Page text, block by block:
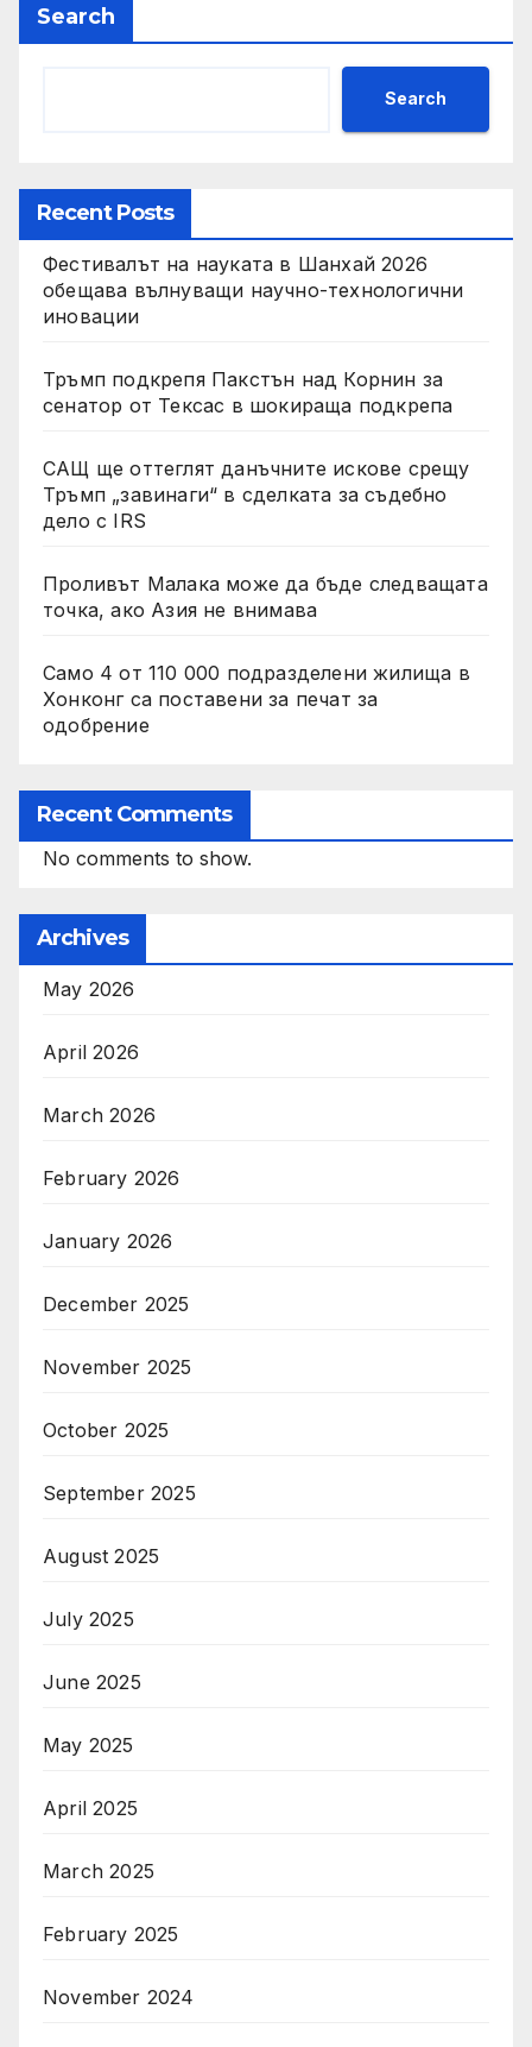
Search
Search
Recent Posts
Фестивалът на науката в Шанхай 2026
обещава вълнуващи научно-технологични
иновации
Тръмп подкрепя Пакстън над Корнин за
сенатор от Тексас в шокираща подкрепа
САЩ ще оттеглят данъчните искове срещу
Тръмп „завинаги“ в сделката за съдебно
дело с IRS
Проливът Малака може да бъде следващата
точка, ако Азия не внимава
Само 4 от 110 000 подразделени жилища в
Хонконг са поставени за печат за
одобрение
Recent Comments
No comments to show.
Archives
May 2026
April 2026
March 2026
February 2026
January 2026
December 2025
November 2025
October 2025
September 2025
August 2025
July 2025
June 2025
May 2025
April 2025
March 2025
February 2025
November 2024